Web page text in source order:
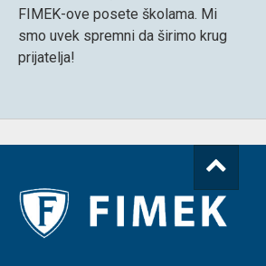
FIMEK-ove posete školama. Mi
smo uvek spremni da širimo krug
prijatelja!